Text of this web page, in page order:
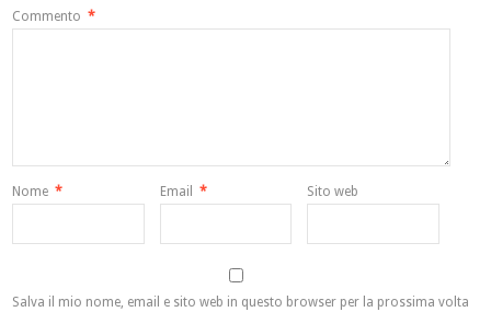
Commento *
Nome * Email * Sito web
Salva il mio nome, email e sito web in questo browser per la prossima volta